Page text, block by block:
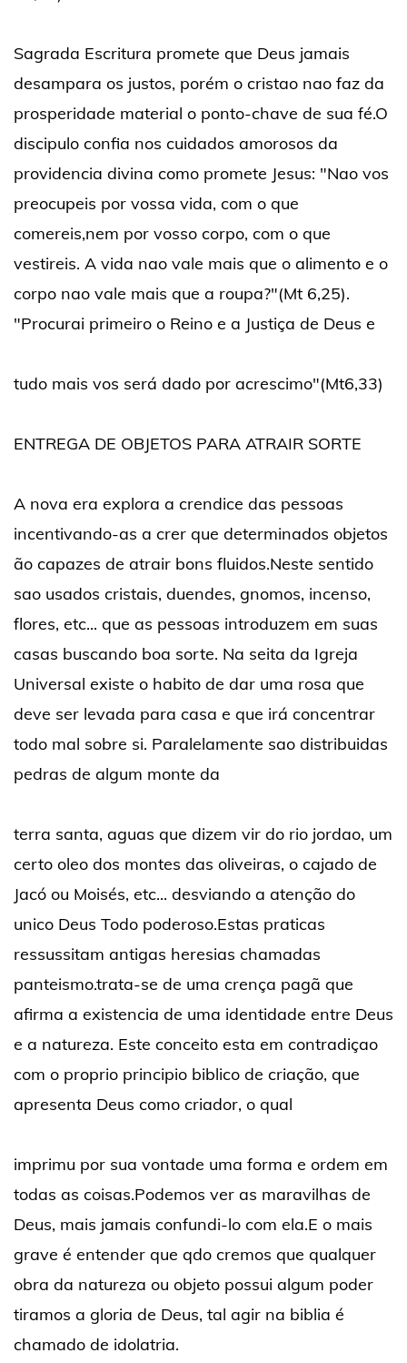
Sagrada Escritura promete que Deus jamais
desampara os justos, porém o cristao nao faz da
prosperidade material o ponto-chave de sua fé.O
discipulo confia nos cuidados amorosos da
providencia divina como promete Jesus: "Nao vos
preocupeis por vossa vida, com o que
comereis,nem por vosso corpo, com o que
vestireis. A vida nao vale mais que o alimento e o
corpo nao vale mais que a roupa?"(Mt 6,25).
"Procurai primeiro o Reino e a Justiça de Deus e
tudo mais vos será dado por acrescimo"(Mt6,33)
ENTREGA DE OBJETOS PARA ATRAIR SORTE
A nova era explora a crendice das pessoas
incentivando-as a crer que determinados objetos
ão capazes de atrair bons fluidos.Neste sentido
sao usados cristais, duendes, gnomos, incenso,
flores, etc... que as pessoas introduzem em suas
casas buscando boa sorte. Na seita da Igreja
Universal existe o habito de dar uma rosa que
deve ser levada para casa e que irá concentrar
todo mal sobre si. Paralelamente sao distribuidas
pedras de algum monte da
terra santa, aguas que dizem vir do rio jordao, um
certo oleo dos montes das oliveiras, o cajado de
Jacó ou Moisés, etc... desviando a atenção do
unico Deus Todo poderoso.Estas praticas
ressussitam antigas heresias chamadas
panteismo.trata-se de uma crença pagã que
afirma a existencia de uma identidade entre Deus
e a natureza. Este conceito esta em contradiçao
com o proprio principio biblico de criação, que
apresenta Deus como criador, o qual
imprimu por sua vontade uma forma e ordem em
todas as coisas.Podemos ver as maravilhas de
Deus, mais jamais confundi-lo com ela.E o mais
grave é entender que qdo cremos que qualquer
obra da natureza ou objeto possui algum poder
tiramos a gloria de Deus, tal agir na biblia é
chamado de idolatria.